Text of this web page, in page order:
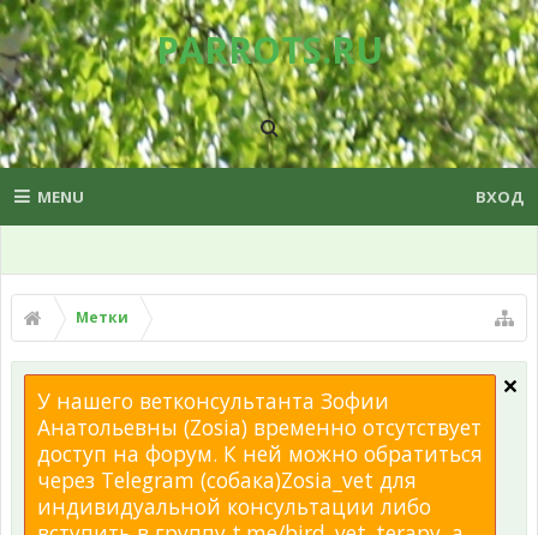
PARROTS.RU
MENU ВХОД
Метки
У нашего ветконсультанта Зофии
Анатольевны (Zosia) временно отсутствует
доступ на форум. К ней можно обратиться
через Telegram (собака)Zosia_vet для
индивидуальной консультации либо